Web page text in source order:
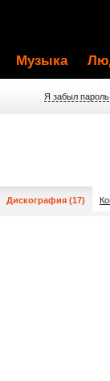
Музыка
Я забыл пароль
Дискография (17)